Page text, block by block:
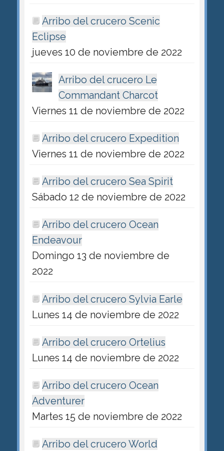
Arribo del crucero Scenic
Eclipse
jueves 10 de noviembre de 2022
Arribo del crucero Le
Commandant Charcot
Viernes 11 de noviembre de 2022
Arribo del crucero Expedition
Viernes 11 de noviembre de 2022
Arribo del crucero Sea Spirit
Sábado 12 de noviembre de 2022
Arribo del crucero Ocean
Endeavour
Domingo 13 de noviembre de
2022
Arribo del crucero Sylvia Earle
Lunes 14 de noviembre de 2022
Arribo del crucero Ortelius
Lunes 14 de noviembre de 2022
Arribo del crucero Ocean
Adventurer
Martes 15 de noviembre de 2022
Arribo del crucero World